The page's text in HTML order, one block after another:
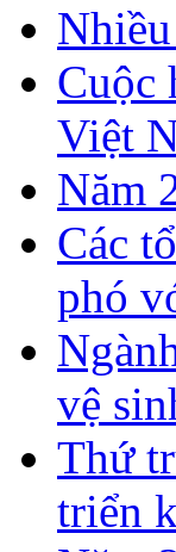
Cuộc
Việt
Năm
Các
phó
vệ
Thứ
triển